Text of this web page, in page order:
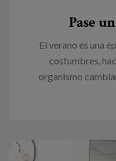
Pase
El verano es una
costumbres,
organismo